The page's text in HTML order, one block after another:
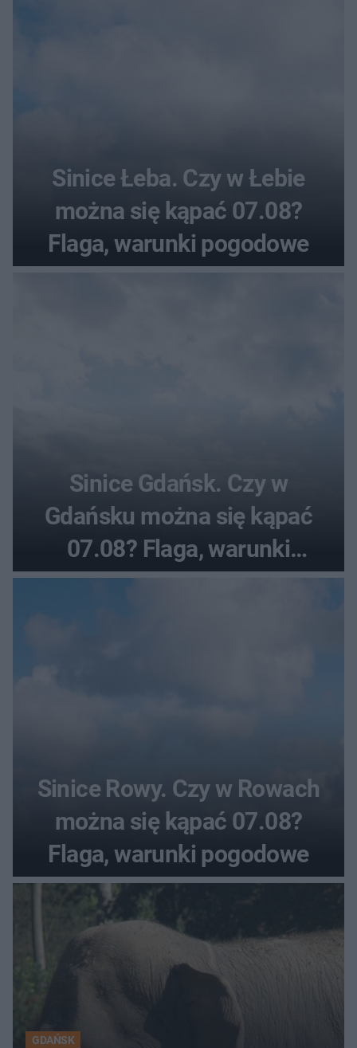
Sinice Łeba. Czy w Łebie
można się kąpać 07.08?
Flaga, warunki pogodowe
Sinice Gdańsk. Czy w
Gdańsku można się kąpać
07.08? Flaga, warunki
pogodowe
Sinice Rowy. Czy w Rowach
można się kąpać 07.08?
Flaga, warunki pogodowe
GDAŃSK